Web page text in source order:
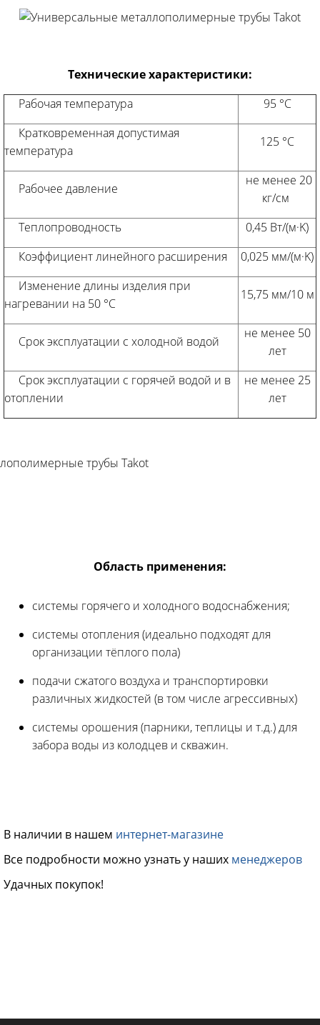
Технические характеристики:
Рабочая температура
95 °С
Кратковременная допустимая
температура
125 °С
Рабочее давление
не менее 20
кг/см
Теплопроводность
0,45 Вт/(м·K)
Коэффициент линейного расширения
0,025 мм/(м·K)
Изменение длины изделия при
нагревании на 50 °С
15,75 мм/10 м
Срок эксплуатации с холодной водой
не менее 50
лет
Срок эксплуатации с горячей водой и в
отоплении
не менее 25
лет
Область применения:
системы горячего и холодного водоснабжения;
системы отопления (идеально подходят для
организации тёплого пола)
подачи сжатого воздуха и транспортировки
различных жидкостей (в том числе агрессивных)
системы орошения (парники, теплицы и т.д.) для
забора воды из колодцев и скважин.
В наличии в нашем интернет-магазине
Все подробности можно узнать у наших менеджеров
Удачных покупок!